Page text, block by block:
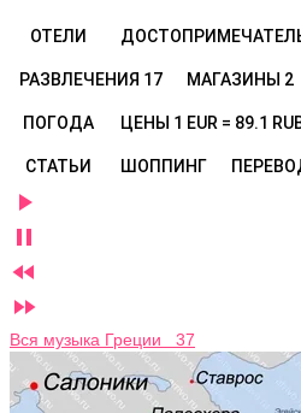
ОТЕЛИ
РАЗВЛЕЧЕНИЯ 17 МАГАЗИНЫ 2
ПОГОДА ЦЕНЫ 1 EUR = 89.1
СТАТЬИ ШОППИНГ




Вся музыка Греции 37